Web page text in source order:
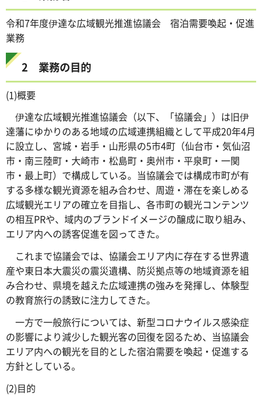
令和7年度伊達な広域観光推進協議会 宿泊需要喚起・促進
業務
2 業務の目的
(1)概要
伊達な広域観光推進協議会（以下、「協議会」）は旧伊
達藩にゆかりのある地域の広域連携組織として平成20年4月
に設立し、宮城・岩手・山形県の5市4町（仙台市・気仙沼
市・南三陸町・大崎市・松島町・奥州市・平泉町・一関
市・最上町）で構成している。当協議会では構成市町が有
する多様な観光資源を組み合わせ、周遊・滞在を楽しめる
広域観光エリアの確立を目指し、各市町の観光コンテンツ
の相互PRや、域内のブランドイメージの醸成に取り組み、
エリア内への誘客促進を図ってきた。
これまで協議会では、協議会エリア内に存在する世界遺
産や東日本大震災の震災遺構、防災拠点等の地域資源を組
み合わせ、県境を越えた広域連携の強みを発揮し、体験型
の教育旅行の誘致に注力してきた。
一方で一般旅行については、新型コロナウイルス感染症
の影響により減少した観光客の回復を図るため、当協議会
エリア内への観光を目的とした宿泊需要を喚起・促進する
方針としている。
(2)目的